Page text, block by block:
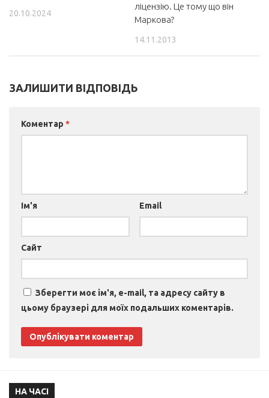
20.10.2024
ліцензію. Це тому що він
Маркова?
14.11.2013
ЗАЛИШИТИ ВІДПОВІДЬ
Коментар *
Ім'я Email
Сайт
Зберегти моє ім'я, e-mail, та адресу сайту в
цьому браузері для моїх подальших коментарів.
НА ЧАСІ